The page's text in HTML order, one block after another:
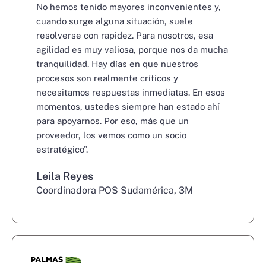
No hemos tenido mayores inconvenientes y,
cuando surge alguna situación, suele
resolverse con rapidez. Para nosotros, esa
agilidad es muy valiosa, porque nos da mucha
tranquilidad. Hay días en que nuestros
procesos son realmente críticos y
necesitamos respuestas inmediatas. En esos
momentos, ustedes siempre han estado ahí
para apoyarnos. Por eso, más que un
proveedor, los vemos como un socio
estratégico”.
Leila Reyes
Coordinadora POS Sudamérica, 3M